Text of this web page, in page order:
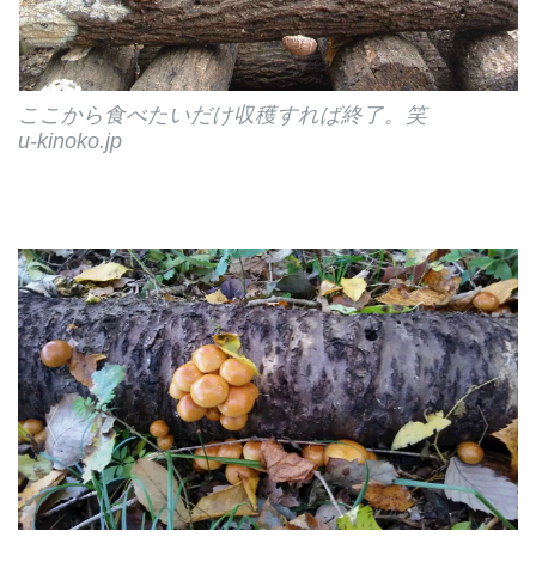
ここから食べたいだけ収穫すれば終了。笑
u-kinoko.jp